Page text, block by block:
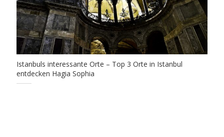
Istanbuls interessante Orte – Top 3 Orte in Istanbul
entdecken Hagia Sophia